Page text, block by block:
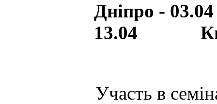
Дніпро -
13.04
Участь в